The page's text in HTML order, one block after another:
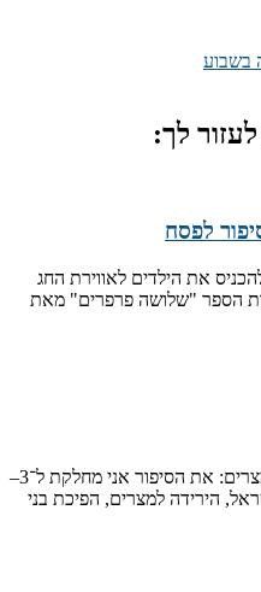
לך:
לפסח
את הילדים לאווירת החג
הספר "שלושה פרפרים" מאת
להורדת המערך כקובץ סיפור יציאת מצרים: את הסיפור אני מחלקת ל־3–
הירידה למצרים, הפיכת בני